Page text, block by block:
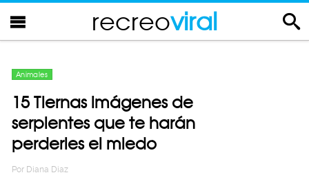
recreoviral
Animales
15 Tiernas imágenes de
serpientes que te harán
perderles el miedo
Por Diana Diaz